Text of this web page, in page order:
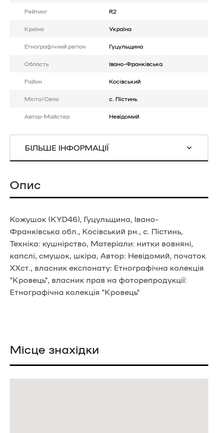
Рейтинг R2
Країна Україна
Етнографічний регіон Гуцульщина
Область Івано-Франківська
Район Косівський
Місто/Село с. Пістинь
Автор-Майстер Невідомий
БІЛЬШЕ ІНФОРМАЦІЇ
Опис
Кожушок (KYD46), Гуцульщина, Івано-
Франківська обл., Косівський рн., с. Пістинь,
Техніка: кушнірство, Матеріали: нитки вовняні,
капслі, смушок, шкіра, Автор: Невідомий, початок
ХХст., власник експонату: Етнографічна колекція
"Кровець", власник прав на фоторепродукції:
Етнографічна колекція "Кровець"
Місце знахідки